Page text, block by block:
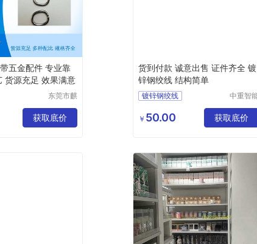
五金配件 专业靠
货源充足 效果满意
东莞市麒
械有限公
司
获取底价
货到付款 诚意出售 证件齐全 镀
锌钢绞线 结构简单
镀锌钢绞线
钢绞线厂家
中重智
设计研
院
￥ 50.00 获取底价